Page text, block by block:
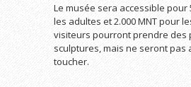
Le musée sera accessible pour
les adultes et 2.000 MNT pour
visiteurs pourront prendre des
sculptures, mais ne seront pas
toucher.